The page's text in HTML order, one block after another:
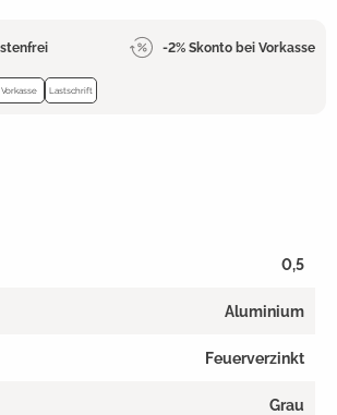
-2% Skonto bei Vorkasse
Vorkasse Lastschrift
0,5
Aluminium
Feuerverzinkt
Grau